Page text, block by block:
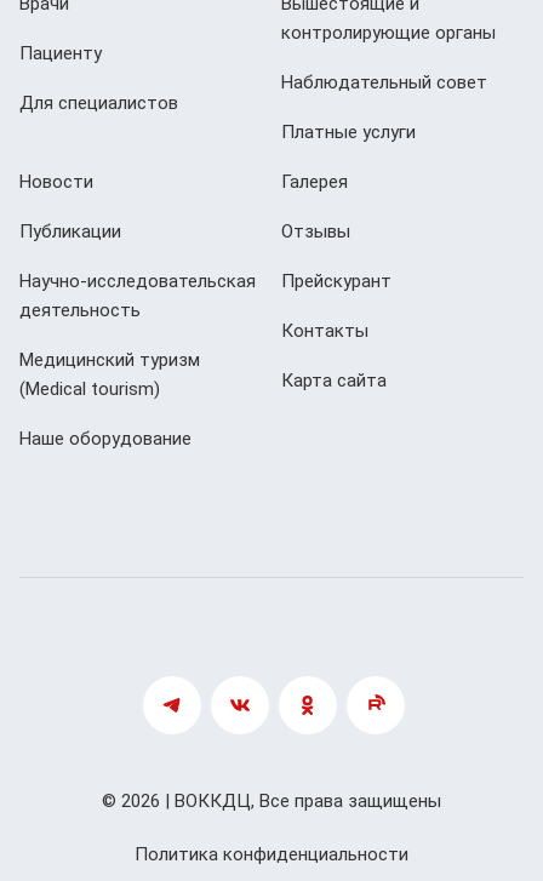
Пациенту
Для специалистов
контролирующие органы
Наблюдательный совет
Платные услуги
Новости
Публикации
Научно-исследовательская
деятельность
Медицинский туризм
(Мedical tourism)
Наше оборудование
Галерея
Отзывы
Прейскурант
Контакты
Карта сайта
Политика конфиденциальности
© 2026 | ВОККДЦ, Все права защищены